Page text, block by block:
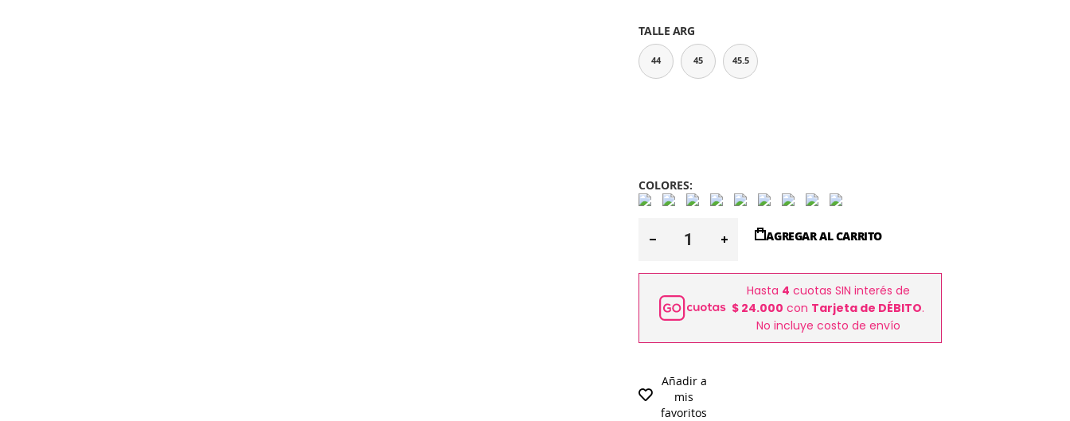
TALLE ARG
44 45 45.5
COLORES:
AGREGAR AL CARRITO
Hasta 4 cuotas SIN interés de
$ 24.000 con Tarjeta de DÉBITO.
No incluye costo de envío
Añadir a
mis
favoritos